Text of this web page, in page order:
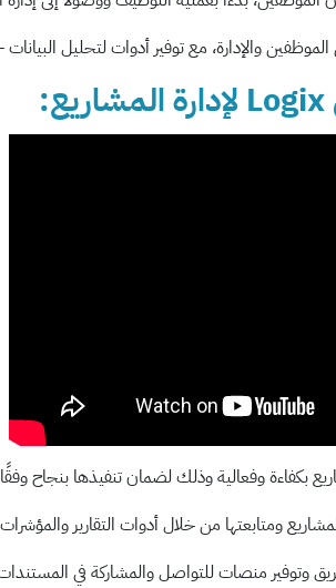
بكفاءة وفعالية وذلك لضمان تنفيذها بنجاح